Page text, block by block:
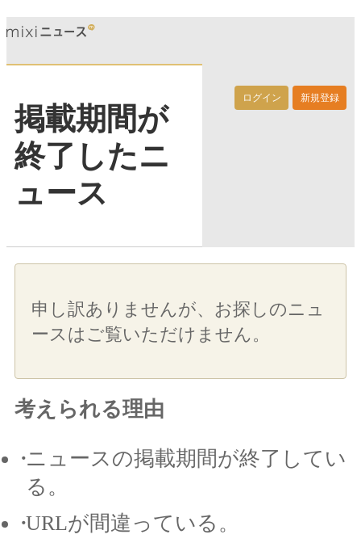
ログイン 新規登録
掲載期間が
終了したニ
ュース
申し訳ありませんが、お探しのニュ
ースはご覧いただけません。
考えられる理由
ニュースの掲載期間が終了してい
る。
URLが間違っている。